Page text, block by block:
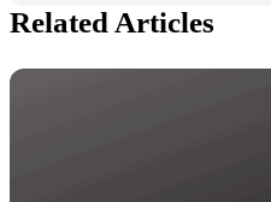
Related Articles